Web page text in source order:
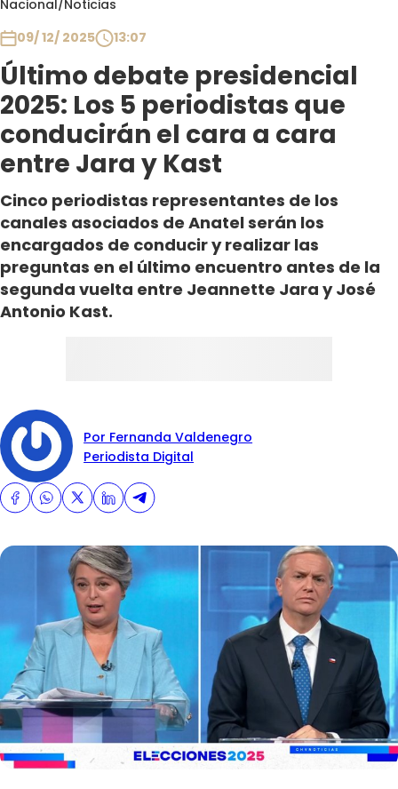
Nacional/Noticias
09/ 12/ 2025
13:07
Último debate presidencial
2025: Los 5 periodistas que
conducirán el cara a cara
entre Jara y Kast
Cinco periodistas representantes de los
canales asociados de Anatel serán los
encargados de conducir y realizar las
preguntas en el último encuentro antes de la
segunda vuelta entre Jeannette Jara y José
Antonio Kast.
Por Fernanda Valdenegro
Periodista Digital
Club De La Comedia
Contigo en Directo
Plan Perfecto
El Tiempo
Sabingo
Todos Los Programas